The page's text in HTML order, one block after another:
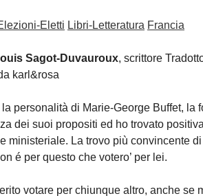
Eletti Libri-Letteratura Francia
Sagot-Duvauroux, scrittore
karl&rosa
personalità di Marie-George Buffet, la
dei suoi propositi ed ho trovato
ministeriale. La trovo più convincente
é per questo che votero’ per lei.
votare per chiunque altro, anche se